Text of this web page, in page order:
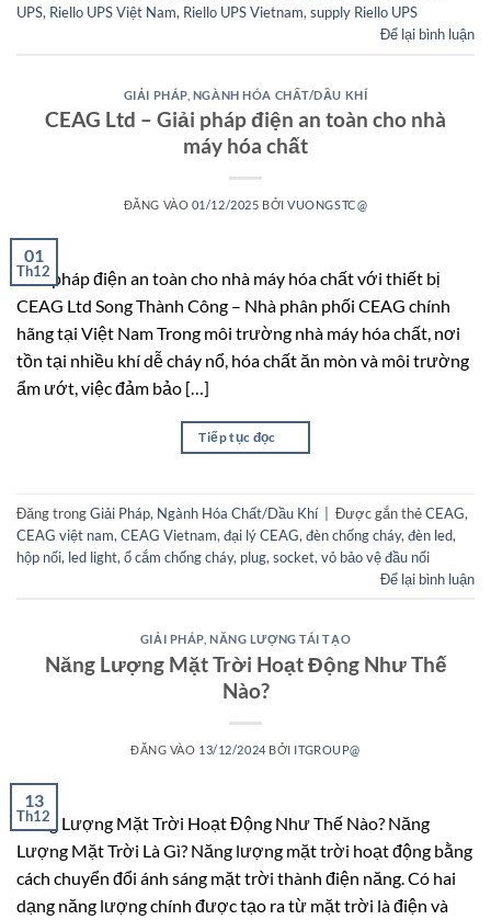
UPS, Riello UPS Việt Nam, Riello UPS Vietnam, supply Riello UPS
Để lại bình luận
GIẢI PHÁP, NGÀNH HÓA CHẤT/DẦU KHÍ
CEAG Ltd – Giải pháp điện an toàn cho nhà
máy hóa chất
ĐĂNG VÀO 01/12/2025 BỞIVUONGSTC@
01
Th12
Giải pháp điện an toàn cho nhà máy hóa chất với thiết bị
CEAG Ltd Song Thành Công – Nhà phân phối CEAG chính
hãng tại Việt Nam Trong môi trường nhà máy hóa chất, nơi
tồn tại nhiều khí dễ cháy nổ, hóa chất ăn mòn và môi trường
ẩm ướt, việc đảm bảo […]
Tiếp tục đọc
Đăng trongGiải Pháp, Ngành Hóa Chất/Dầu Khí Được gắn thẻCEAG,
CEAG việt nam, CEAG Vietnam, đại lý CEAG, đèn chống cháy, đèn led,
hộp nối, led light, ổ cắm chống cháy, plug, socket, vỏ bảo vệ đầu nối
Để lại bình luận
GIẢI PHÁP,NĂNG LƯỢNG TÁI TẠO
Năng Lượng Mặt Trời Hoạt Động Như Thế
Nào?
ĐĂNG VÀO 13/12/2024 BỞI ITGROUP@
13
Th12
Năng Lượng Mặt Trời Hoạt Động Như Thế Nào? Năng
Lượng Mặt Trời Là Gì? Năng lượng mặt trời hoạt động bằng
cách chuyển đổi ánh sáng mặt trời thành điện năng. Có hai
dạng năng lượng chính được tạo ra từ mặt trời là điện và